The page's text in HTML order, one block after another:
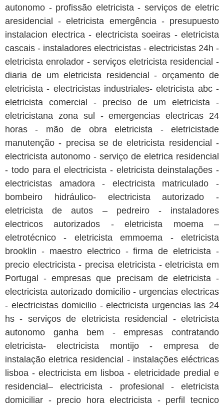
autonomo - profissão eletricista - serviços de eletric
aresidencial - eletricista emergência - presupuesto
instalacion electrica - electricista soeiras - eletricista
cascais - instaladores electricistas - electricistas 24h -
eletricista enrolador - serviços eletricista residencial -
diaria de um eletricista residencial - orçamento de
eletricista - electricistas industriales- eletricista abc -
eletricista comercial - preciso de um eletricista -
eletricistana zona sul - emergencias electricas 24
horas - mão de obra eletricista - eletricistade
manutenção - precisa se de eletricista residencial -
electricista autonomo - serviço de eletrica residencial
- todo para el electricista - eletricista deinstalações -
electricistas amadora - electricista matriculado -
bombeiro hidráulico- electricista autorizado -
eletricista de autos – pedreiro - instaladores
electricos autorizados - eletricista moema –
eletrotécnico - eletricista emmoema - eletricista
brooklin - maestro electrico - firma de eletricista -
precio electricista - precisa eletricista - eletricista em
Portugal - empresas que precisam de eletricista -
electricista autorizado domicilio - urgencias electricas
- electricistas domicilio - electricista urgencias las 24
hs - serviços de eletricista residencial - eletricista
autonomo ganha bem - empresas contratando
eletricista- electricista montijo - empresa de
instalação eletrica residencial - instalações eléctricas
lisboa - electricista em lisboa - eletricidade predial e
residencial– electricista - profesional - eletricista
domiciliar - precio hora electricista - perfil tecnico